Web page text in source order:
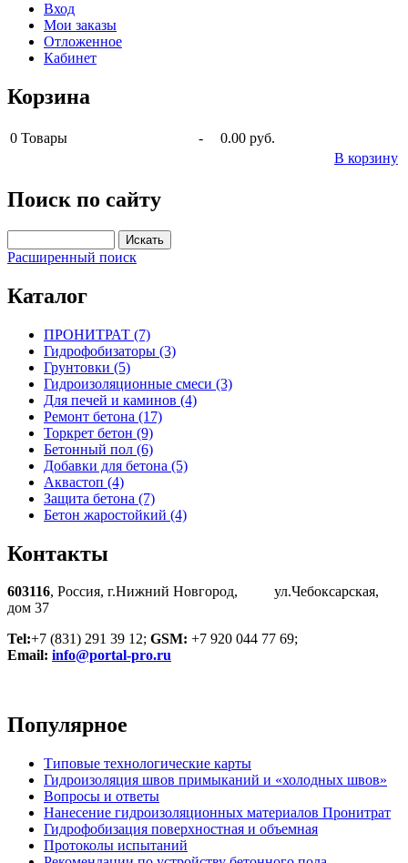
Вход
Мои заказы
Отложенное
Кабинет
Корзина
0 Товары -
0.00 руб.
В корзину
Поиск по сайту
Расширенный поиск
Каталог
ПРОНИТРАТ (7)
Гидрофобизаторы (3)
Грунтовки (5)
Гидроизоляционные смеси (3)
Для печей и каминов (4)
Ремонт бетона (17)
Торкрет бетон (9)
Бетонный пол (6)
Добавки для бетона (5)
Аквастоп (4)
Защита бетона (7)
Бетон жаростойкий (4)
Контакты
603116, Россия, г.Нижний Новгород, ул.Чебоксарская,
дом 37
Tel:+7 (831) 291 39 12; GSM: +7 920 044 77 69;
Email: info@portal-pro.ru
Популярное
Типовые технологические карты
Гидроизоляция швов примыканий и «холодных швов»
Вопросы и ответы
Нанесение гидроизоляционных материалов Пронитрат
Гидрофобизация поверхностная и объемная
Протоколы испытаний